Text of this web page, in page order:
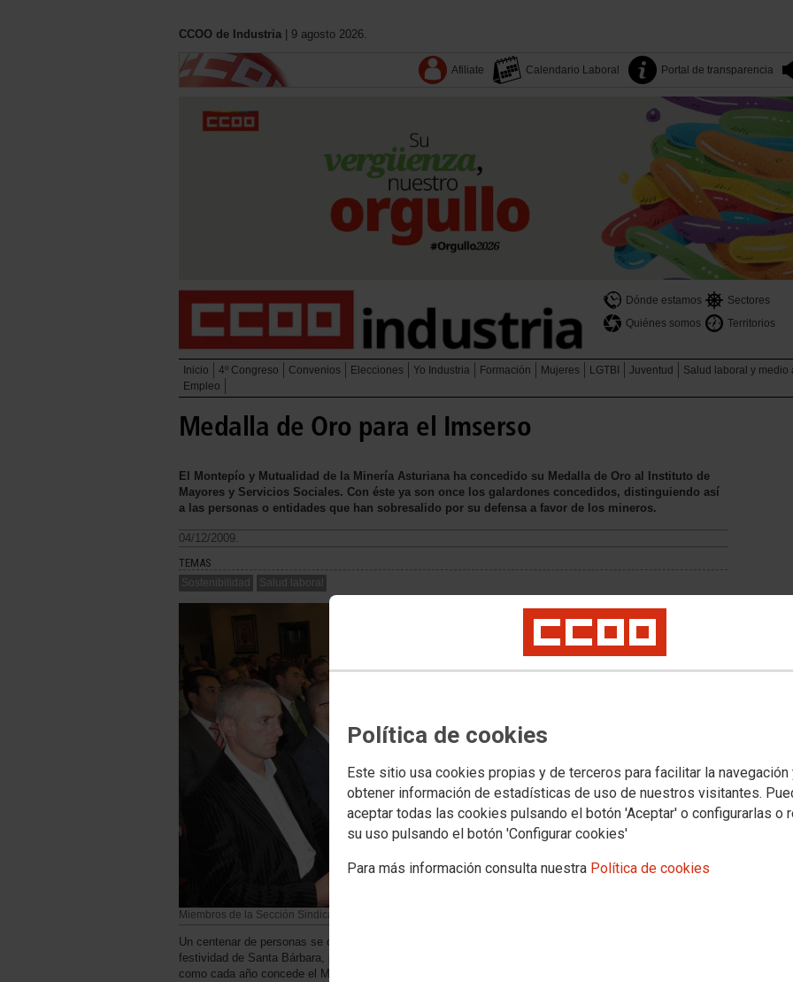
Política de cookies
Este sitio usa cookies propias y de terceros para facilitar la navegación
obtener información de estadísticas de uso de nuestros visitantes.
aceptar todas las cookies pulsando el botón 'Aceptar' o configurarlas o
su uso pulsando el botón 'Configurar cookies'
Para más información consulta nuestra Política de cookies
CCOO de Industria | 9 agosto 2026.
Afiliate Calendario Laboral Portal de transparencia
Dónde estamos Sectores
Quiénes somos
Territorios
Inicio 4º Congreso Convenios Elecciones Yo Industria Formación Mujeres LGTBI Juventud Salud laboral y medio
Empleo
Medalla de Oro para el Imserso
El Montepío y Mutualidad de la Minería Asturiana ha concedido su Medalla de Oro al Instituto de
Mayores y Servicios Sociales. Con éste ya son once los galardones concedidos, distinguiendo así
a las personas o entidades que han sobresalido por su defensa a favor de los mineros.
04/12/2009.
TEMAS
Sostenibilidad Salud laboral
Miembros de la Sección Sindical de CCOO en Hunosa
Un centenar de personas se congregaron hoy en Oviedo, como motivo de la
festividad de Santa Bárbara, para asistir a la entrega de la Medalla de Oro, que
como cada año concede el Montepío y Mutualidad de la Minería Asturiana a
Noticias relacionadas
el trabajo"